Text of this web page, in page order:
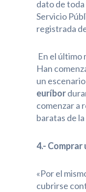
dato de
Servicio
registrada
En el último
Han
un
euríbor
comenzar a
baratas de
4.- Comprar
«Por el
cubrirse